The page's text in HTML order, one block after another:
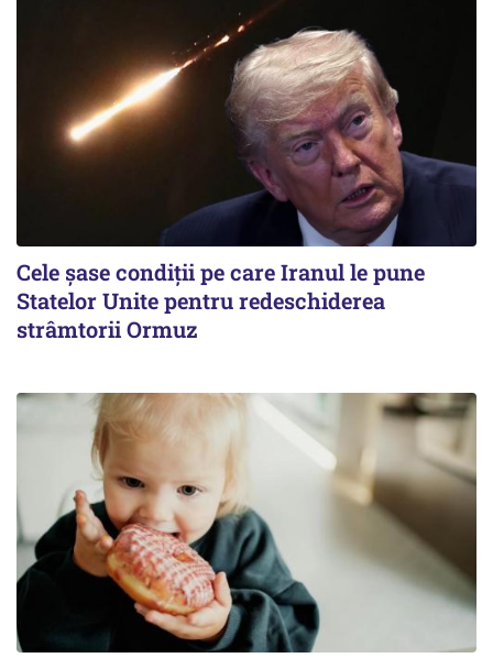
Cele șase condiții pe care Iranul le pune
Statelor Unite pentru redeschiderea
strâmtorii Ormuz